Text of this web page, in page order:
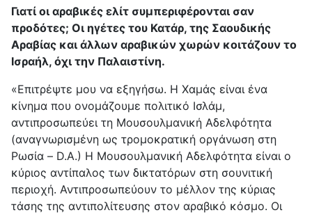
Γιατί οι αραβικές ελίτ συμπεριφέρονται σαν
προδότες; Οι ηγέτες του Κατάρ, της Σαουδικής
Αραβίας και άλλων αραβικών χωρών κοιτάζουν το
Ισραήλ, όχι την Παλαιστίνη.
«Επιτρέψτε μου να εξηγήσω. Η Χαμάς είναι ένα
κίνημα που ονομάζουμε πολιτικό Ισλάμ,
αντιπροσωπεύει τη Μουσουλμανική Αδελφότητα
(αναγνωρισμένη ως τρομοκρατική οργάνωση στη
Ρωσία – D.A.) Η Μουσουλμανική Αδελφότητα είναι ο
κύριος αντίπαλος των δικτατόρων στη σουνιτική
περιοχή. Αντιπροσωπεύουν το μέλλον της κύριας
τάσης της αντιπολίτευσης στον αραβικό κόσμο. Οι